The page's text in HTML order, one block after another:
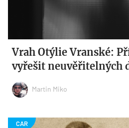
Vrah Otýlie Vranské:
vyřešit neuvěřitelných
Martin Miko